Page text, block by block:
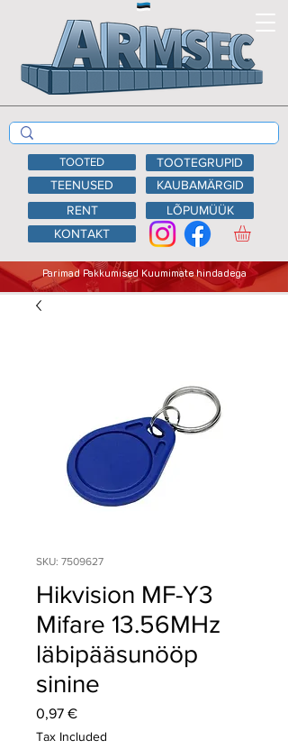
TEENUSED
KAUBAMÄRGID
RENT
LÕPUMÜÜK
KONTAKT
Parimad Pakkumised Kuumimate hindadega
TOOTED TOOTEGRUPID
SKU: 7509627
Hikvision MF-Y3
Mifare 13.56MHz
läbipääsunööp
sinine
0,97 €Price
Tax Included